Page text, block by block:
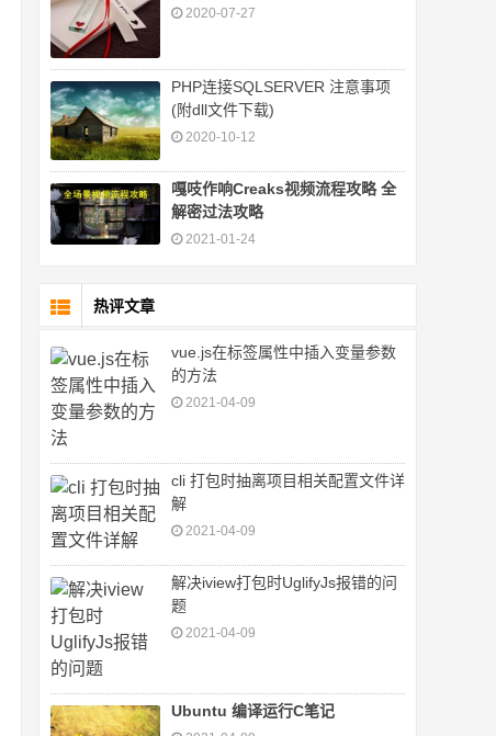
2020-07-27
PHP连接SQLSERVER 注意事项
(附dll文件下载)
2020-10-12
嘎吱作响Creaks视频流程攻略 全
解密过法攻略
2021-01-24
热评文章
vue.js在标签属性中插入变量参数
的方法
2021-04-09
cli 打包时抽离项目相关配置文件详
解
2021-04-09
解决iview打包时UglifyJs报错的问
题
2021-04-09
Ubuntu 编译运行C笔记